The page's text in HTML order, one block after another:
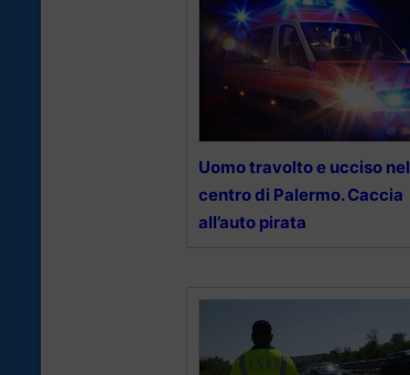
Uomo travolto e ucciso nel
centro di Palermo. Caccia
all’auto pirata